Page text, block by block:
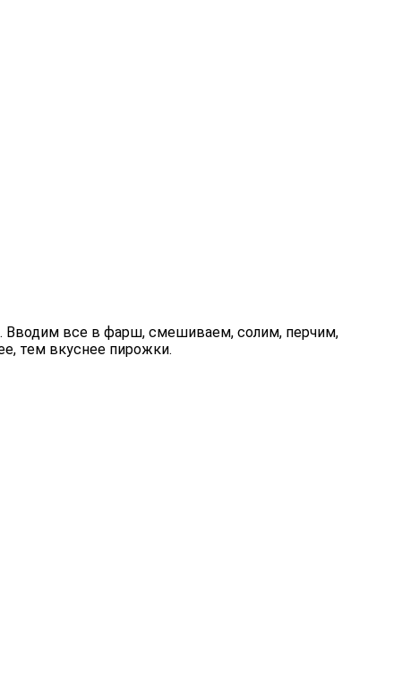
Вводим все в фарш, смешиваем, солим, перчим,
тем вкуснее пирожки.